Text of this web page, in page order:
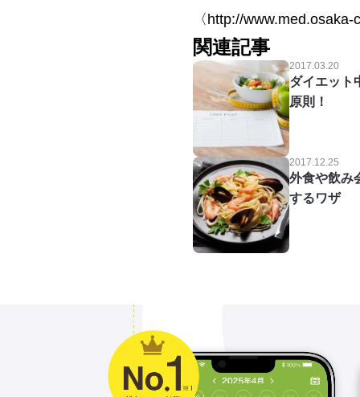
〈http://
関連記事
2017.03.20
ダイエット
原則！
2017.12.25
外食や飲み
するワザ